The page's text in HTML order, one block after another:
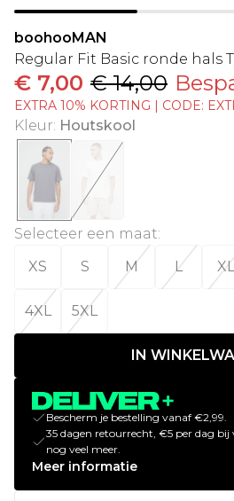
boohooMAN
Regular Fit Basic ronde hals
€ 7,00 € 14,00
EXTRA 10% KORTING | CODE:
Kleur: Houtskool
Selecteer een maat:
XS
S M L XL
4XL 5XL
IN
Bescherm je bestelling vanaf €2,99.
35 dagen retourrecht, €5 per dag bij
nog veel meer.
Meer informatie